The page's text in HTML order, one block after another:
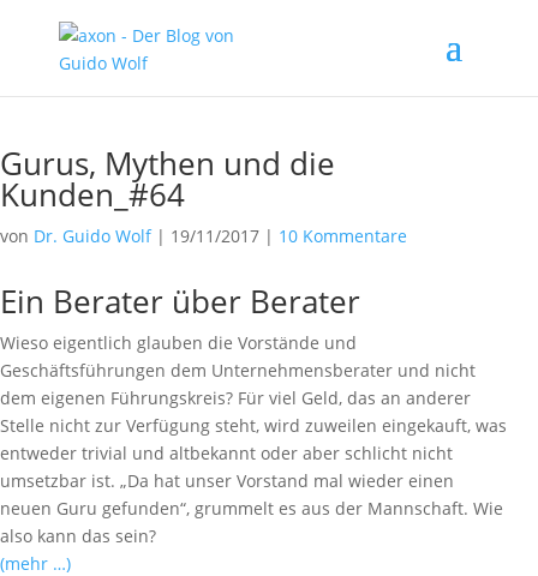
Gurus, Mythen und die
Kunden_#64
von Dr. Guido Wolf| 19/11/2017 | 10 Kommentare
Ein Berater über Berater
Wieso eigentlich glauben die Vorstände und
Geschäftsführungen dem Unternehmensberater und nicht
dem eigenen Führungskreis? Für viel Geld, das an anderer
Stelle nicht zur Verfügung steht, wird zuweilen eingekauft, was
entweder trivial und altbekannt oder aber schlicht nicht
umsetzbar ist. „Da hat unser Vorstand mal wieder einen
neuen Guru gefunden“, grummelt es aus der Mannschaft. Wie
also kann das sein?
(mehr …)